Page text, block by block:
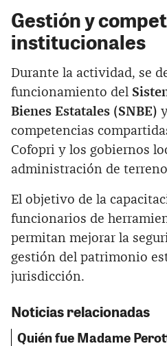
Gestión y
institucionales
Durante la actividad, se
funcionamiento del
Bienes Estatales (SNBE)
competencias
Cofopri y los gobiernos
administración de
El objetivo de la
funcionarios de
permitan mejorar la
gestión del patrimonio
jurisdicción.
Noticias relacionadas
Quién fue Madame